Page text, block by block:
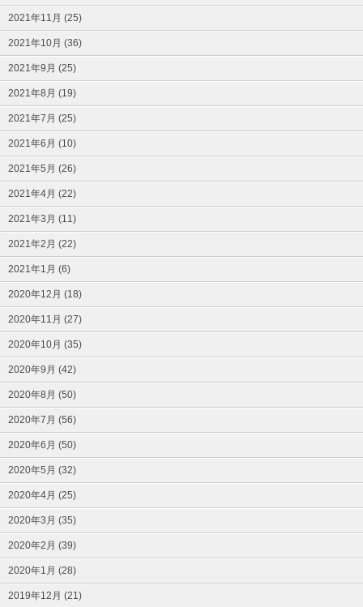
2021年11月 (25)
2021年10月 (36)
2021年9月 (25)
2021年8月 (19)
2021年7月 (25)
2021年6月 (10)
2021年5月 (26)
2021年4月 (22)
2021年3月 (11)
2021年2月 (22)
2021年1月 (6)
2020年12月 (18)
2020年11月 (27)
2020年10月 (35)
2020年9月 (42)
2020年8月 (50)
2020年7月 (56)
2020年6月 (50)
2020年5月 (32)
2020年4月 (25)
2020年3月 (35)
2020年2月 (39)
2020年1月 (28)
2019年12月 (21)